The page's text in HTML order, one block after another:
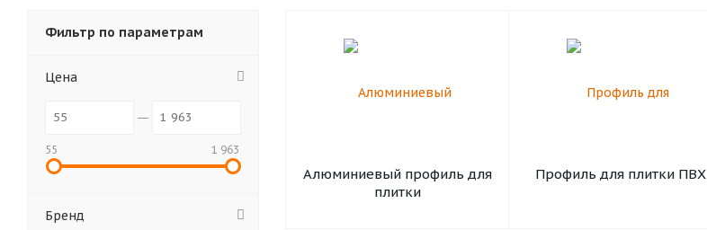
Алюминиевый профиль для
плитки
Профиль для плитки ПВХ
Фильтр по параметрам
Цена
55 1 963
Бренд